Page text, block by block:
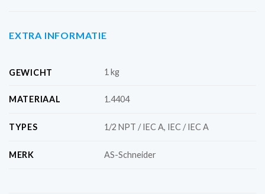
EXTRA INFORMATIE
GEWICHT 1 kg
MATERIAAL 1.4404
TYPES 1/2 NPT / IEC A, IEC / IEC A
MERK AS-Schneider